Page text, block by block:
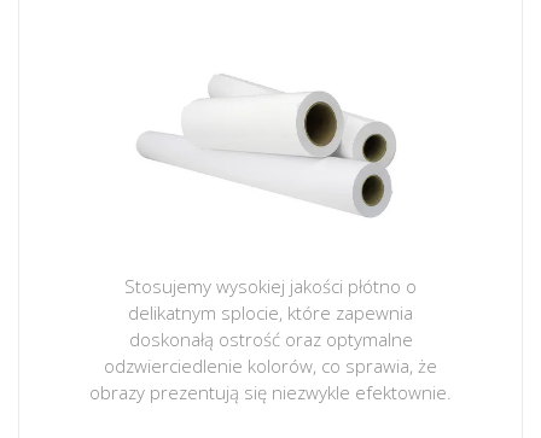
Stosujemy wysokiej jakości płótno o
delikatnym splocie, które zapewnia
doskonałą ostrość oraz optymalne
odzwierciedlenie kolorów, co sprawia, że
obrazy prezentują się niezwykle efektownie.